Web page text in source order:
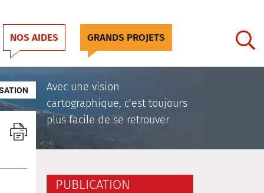
NOS AIDES GRANDS PROJETS
Avec une vision
cartographique, c'est toujours
plus facile de se retrouver
PUBLICATION